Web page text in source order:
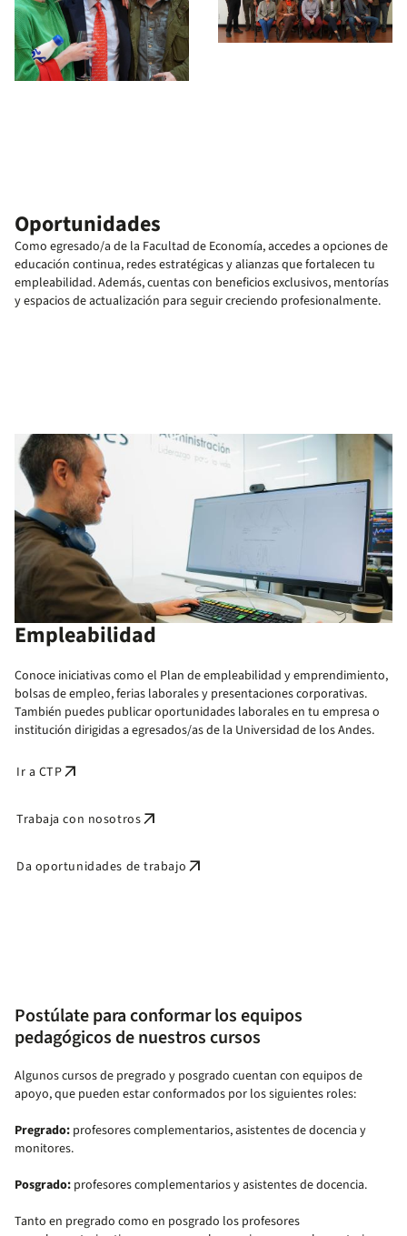
Oportunidades
Como egresado/a de la Facultad de Economía, accedes a opciones de
educación continua, redes estratégicas y alianzas que fortalecen tu
empleabilidad. Además, cuentas con beneficios exclusivos, mentorías
y espacios de actualización para seguir creciendo profesionalmente.
Empleabilidad
Conoce iniciativas como el Plan de empleabilidad y emprendimiento,
bolsas de empleo, ferias laborales y presentaciones corporativas.
También puedes publicar oportunidades laborales en tu empresa o
institución dirigidas a egresados/as de la Universidad de los Andes.
Ir a CTParrow_outward
Trabaja con nosotrosarrow_outward
Da oportunidades de trabajo arrow_outward
Postúlate para conformar los equipos
pedagógicos de nuestros cursos
Algunos cursos de pregrado y posgrado cuentan con equipos de
apoyo, que pueden estar conformados por los siguientes roles:
Pregrado: profesores complementarios, asistentes de docencia y
monitores.
Posgrado: profesores complementarios y asistentes de docencia.
Tanto en pregrado como en posgrado los profesores